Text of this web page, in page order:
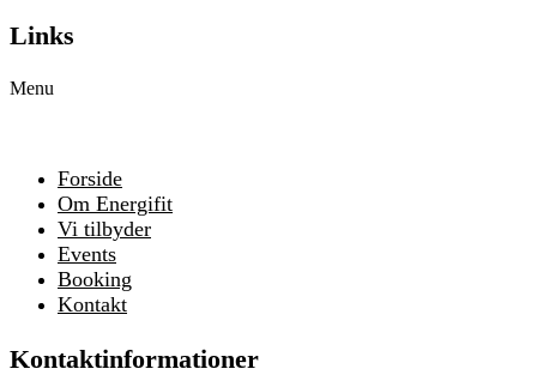
Links
Menu
Forside
Om Energifit
Vi tilbyder
Events
Booking
Kontakt
Kontaktinformationer